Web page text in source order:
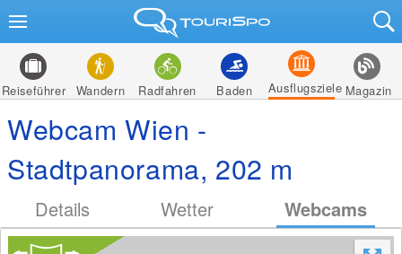
Reiseführer Wandern Radfahren Baden Ausflugsziele Magazin
Webcam Wien -
Stadtpanorama, 202 m
Details Wetter Webcams